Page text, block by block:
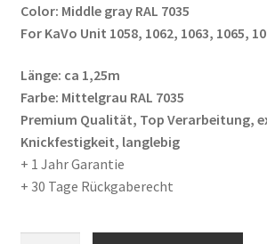
Color: Middle gray RAL 7035
For KaVo Unit 1058, 1062, 1063, 1065,
Länge: ca 1,25m
Farbe: Mittelgrau RAL 7035
Premium Qualität, Top Verarbeitung,
Knickfestigkeit, langlebig
+ 1 Jahr Garantie
+ 30 Tage Rückgaberecht